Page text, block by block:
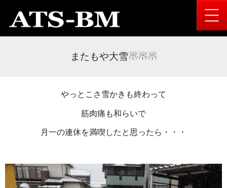
またもや大雪☃☃☃
やっとこさ雪かきも終わって
筋肉痛も和らいで
月一の連休を満喫したと思ったら・・・